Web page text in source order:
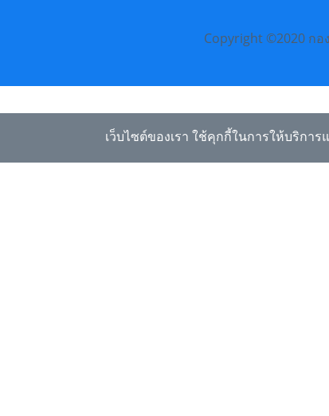
Copyright ©2020 ก
เว็บไซต์ของเรา ใช้คุกกี้ในการให้บริกา